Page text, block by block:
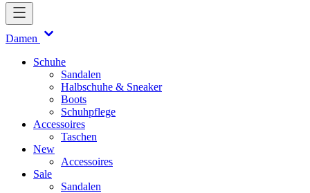
Damen
Schuhe
Sandalen
Halbschuhe & Sneaker
Boots
Schuhpflege
Accessoires
Taschen
New
Accessoires
Sale
Sandalen